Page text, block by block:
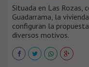
Situada en Las Rozas,
Guadarrama, la
configuran la
diversos motivos.